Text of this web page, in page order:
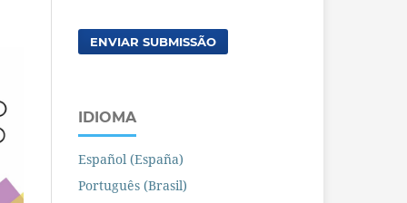
ENVIAR SUBMISSÃO
IDIOMA
Español (España)
Português (Brasil)